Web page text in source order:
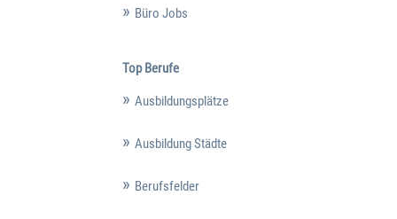
Büro Jobs
Top Berufe
Ausbildungsplätze
Ausbildung Städte
Berufsfelder